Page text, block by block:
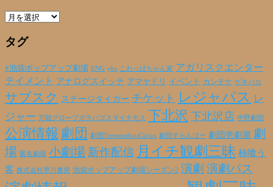
ア
カ
ブ
タグ
#池袋ポップアップ劇場 ENG yhs こわっぱちゃん家 アガリスクエンター
テイメント アナログスイッチ アマヤドリ イベント カンチケ ゲキバカ
サブスク ステージタイガー チケット レジャパス レ
ジャー 万能グローブガラパゴスダイナモス 下北沢 下北沢店 中野劇団
公演情報 劇団 劇団TremendousCircus 劇団すらんばー 劇団壱劇屋 劇
場 匿名劇壇 小劇場 新作配信 月イチ観劇三昧 柿喰う
客 株式会社早川書房 池袋ポップアップ劇場シーズン2 演劇 演劇パス